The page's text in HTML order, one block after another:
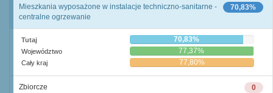
70,83%
Mieszkania wyposażone w instalacje techniczno-sanitarne -
centralne ogrzewanie
Tutaj 70,83%
Województwo 77,37%
Cały kraj 77,80%
0
Zbiorcze